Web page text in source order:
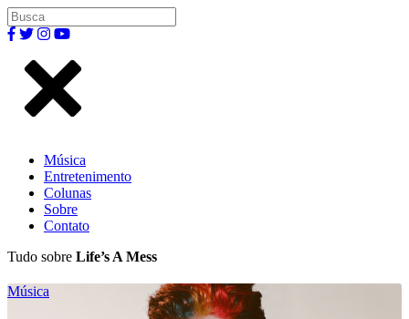
Música
Entretenimento
Colunas
Sobre
Contato
Tudo sobre Life’s A Mess
Música